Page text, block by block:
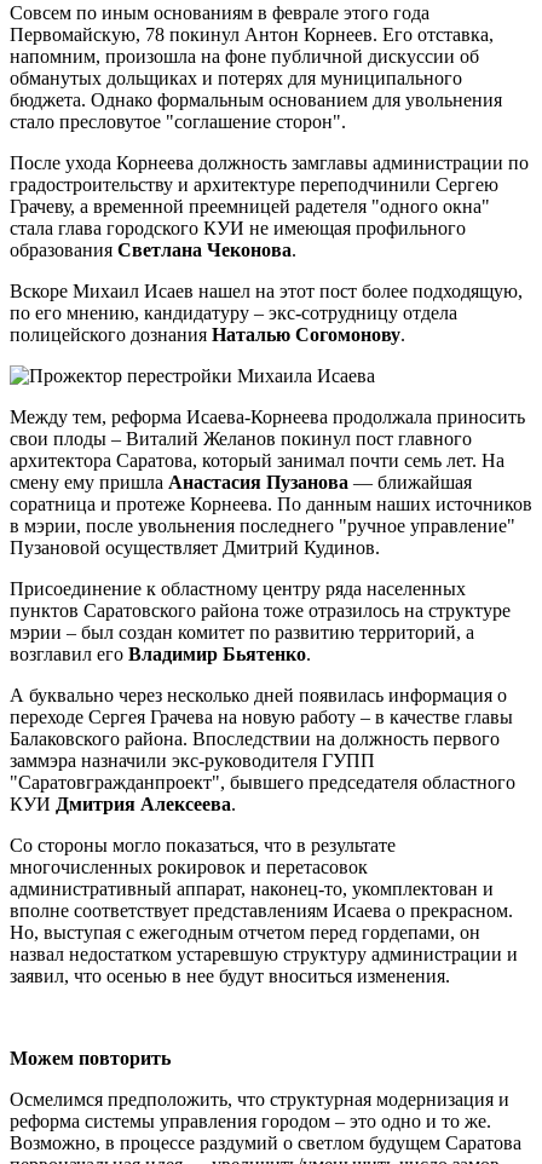
Совсем по иным основаниям в феврале этого года
Первомайскую, 78 покинул Антон Корнеев. Его отставка,
напомним, произошла на фоне публичной дискуссии об
обманутых дольщиках и потерях для муниципального
бюджета. Однако формальным основанием для увольнения
стало пресловутое "соглашение сторон".
После ухода Корнеева должность замглавы администрации по
градостроительству и архитектуре переподчинили Сергею
Грачеву, а временной преемницей радетеля "одного окна"
стала глава городского КУИ не имеющая профильного
образования Светлана Чеконова.
Вскоре Михаил Исаев нашел на этот пост более подходящую,
по его мнению, кандидатуру – экс-сотрудницу отдела
полицейского дознания Наталью Согомонову.
Между тем, реформа Исаева-Корнеева продолжала приносить
свои плоды – Виталий Желанов покинул пост главного
архитектора Саратова, который занимал почти семь лет. На
смену ему пришла Анастасия Пузанова — ближайшая
соратница и протеже Корнеева. По данным наших источников
в мэрии, после увольнения последнего "ручное управление"
Пузановой осуществляет Дмитрий Кудинов.
Присоединение к областному центру ряда населенных
пунктов Саратовского района тоже отразилось на структуре
мэрии – был создан комитет по развитию территорий, а
возглавил его Владимир Бьятенко.
А буквально через несколько дней появилась информация о
переходе Сергея Грачева на новую работу – в качестве главы
Балаковского района. Впоследствии на должность первого
заммэра назначили экс-руководителя ГУПП
"Саратовгражданпроект", бывшего председателя областного
КУИ Дмитрия Алексеева.
Со стороны могло показаться, что в результате
многочисленных рокировок и перетасовок
административный аппарат, наконец-то, укомплектован и
вполне соответствует представлениям Исаева о прекрасном.
Но, выступая с ежегодным отчетом перед гордепами, он
назвал недостатком устаревшую структуру администрации и
заявил, что осенью в нее будут вноситься изменения.
Можем повторить
Осмелимся предположить, что структурная модернизация и
реформа системы управления городом – это одно и то же.
Возможно, в процессе раздумий о светлом будущем Саратова